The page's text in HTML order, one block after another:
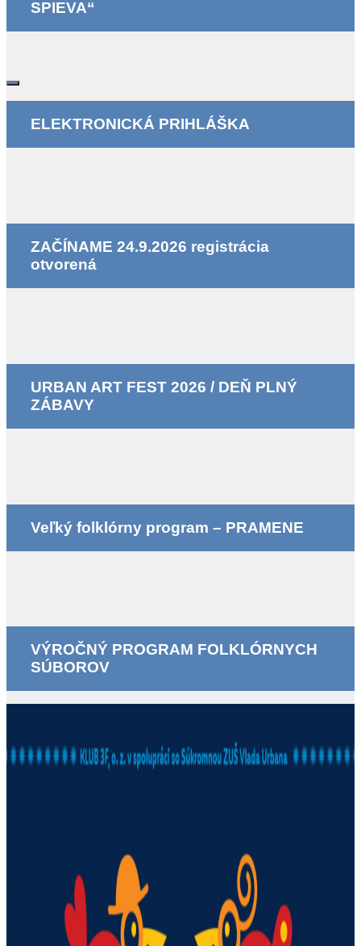
SPIEVA“
ELEKTRONICKÁ PRIHLÁŠKA
ZAČÍNAME 24.9.2026 registrácia
otvorená
URBAN ART FEST 2026 / DEŇ PLNÝ
ZÁBAVY
Veľký folklórny program – PRAMENE
VÝROČNÝ PROGRAM FOLKLÓRNYCH
SÚBOROV